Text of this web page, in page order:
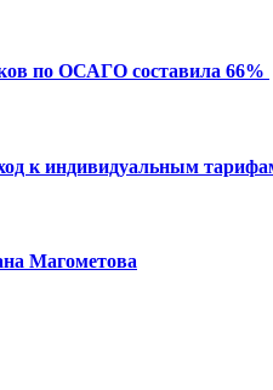
по ОСАГО составила 66%
к индивидуальным
Магометова